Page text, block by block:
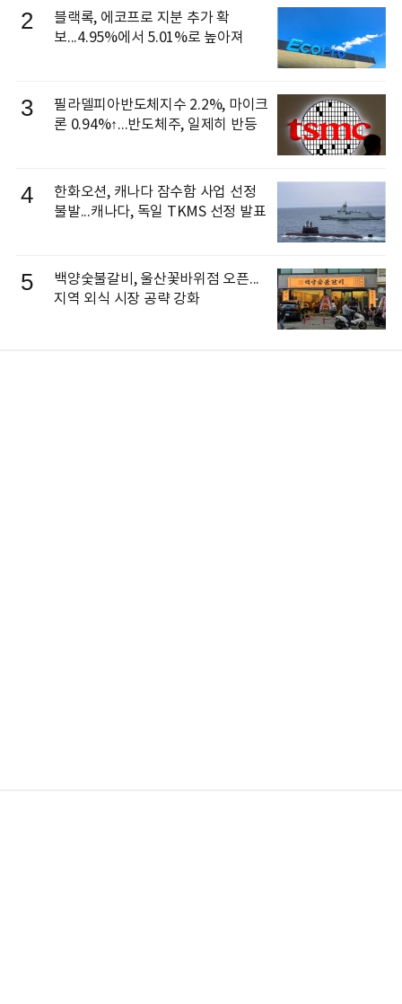
2
블랙록, 에코프로 지분 추가 확
보...4.95%에서 5.01%로 높아져
3
필라델피아반도체지수 2.2%, 마이크
론 0.94%↑...반도체주, 일제히 반등
4
한화오션, 캐나다 잠수함 사업 선정
불발...캐나다, 독일 TKMS 선정 발표
5
백양숯불갈비, 울산꽃바위점 오픈...
지역 외식 시장 공략 강화